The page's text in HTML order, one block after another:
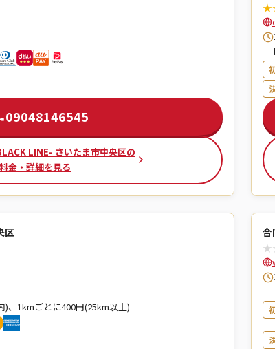
09048146545
LINE- さいたま市中央区の
料金・詳細を見る
★
区
)、1kmごとに400円(25km以上)
合
★